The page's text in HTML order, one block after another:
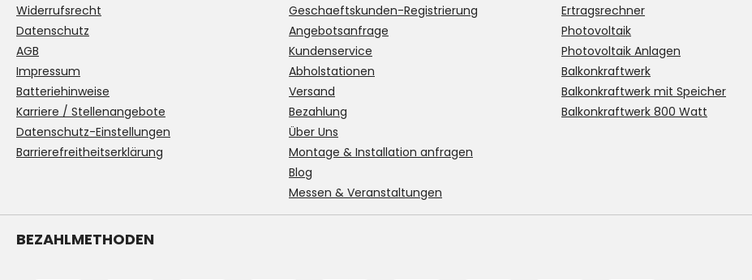
Widerrufsrecht
Datenschutz
AGB
Impressum
Batteriehinweise
Karriere / Stellenangebote
Datenschutz-Einstellungen
Barrierefreitheitserklärung
Geschaeftskunden-Registrierung
Angebotsanfrage
Kundenservice
Abholstationen
Versand
Bezahlung
Über Uns
Montage & Installation anfragen
Blog
Messen & Veranstaltungen
Ertragsrechner
Photovoltaik
Photovoltaik Anlagen
Balkonkraftwerk
Balkonkraftwerk mit Speicher
Balkonkraftwerk 800 Watt
BEZAHLMETHODEN